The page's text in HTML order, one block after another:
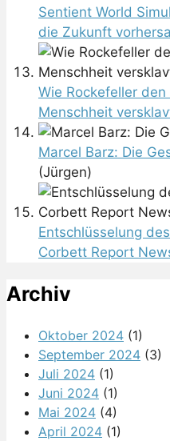
Sentient World
die Zukunft
Wie Rockefeller
Menschheit
Marcel Barz: Die
(Jürgen)
Entschlüsselung
Corbett Report
Archiv
Oktober 2024 (1)
September 2024 (3)
Juli 2024 (1)
Juni 2024 (1)
Mai 2024 (4)
April 2024 (1)